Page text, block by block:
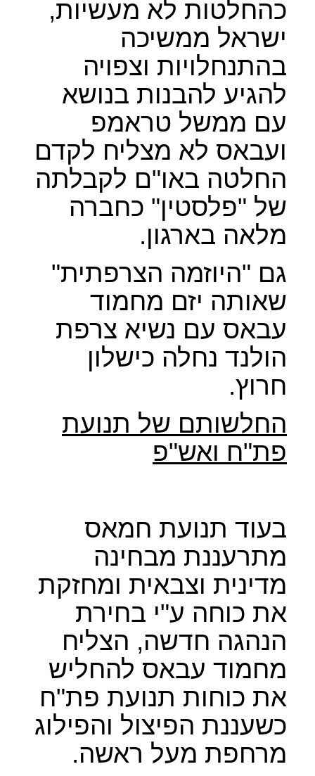
כהחלטות לא מעשיות,
ישראל ממשיכה
בהתנחלויות וצפויה
להגיע להבנות בנושא
עם ממשל טראמפ
ועבאס לא מצליח לקדם
החלטה באו"ם לקבלתה
של "פלסטין" כחברה
מלאה בארגון.
גם "היוזמה הצרפתית"
שאותה יזם מחמוד
עבאס עם נשיא צרפת
הולנד נחלה כישלון
חרוץ.
החלשותם של תנועת
פת"ח ואש"פ
בעוד תנועת חמאס
מתרעננת מבחינה
מדינית וצבאית ומחזקת
את כוחה ע"י בחירת
הנהגה חדשה, הצליח
מחמוד עבאס להחליש
את כוחות תנועת פת"ח
כשעננת הפיצול והפילוג
מרחפת מעל ראשה.